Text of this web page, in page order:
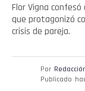
Flor Vigna
que protagonizó
crisis de pareja.
Por
Publicado